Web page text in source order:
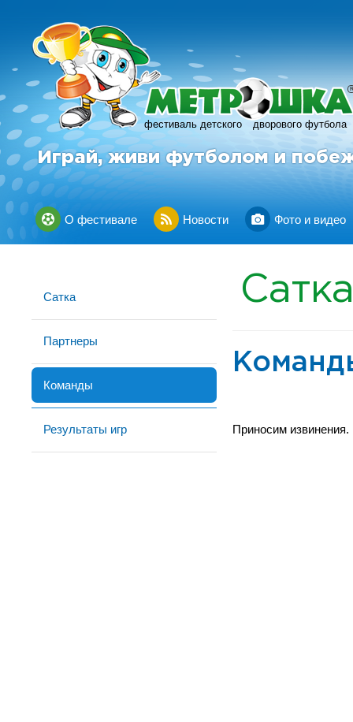
фестиваль детского дворового футбола
R
Играй, живи футболом и
О фестивале Новости Фото и видео
Сатка
Партнеры
Команды
Результаты игр Приносим